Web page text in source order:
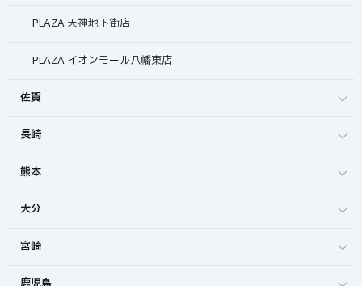
PLAZA 天神地下街店
PLAZA イオンモール八幡東店
佐賀
長崎
熊本
大分
宮崎